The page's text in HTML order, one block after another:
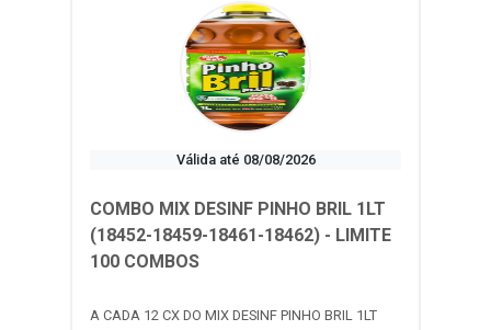
Válida até 08/08/2026
COMBO MIX DESINF PINHO BRIL 1LT
(18452-18459-18461-18462) - LIMITE
100 COMBOS
A CADA 12 CX DO MIX DESINF PINHO BRIL 1LT